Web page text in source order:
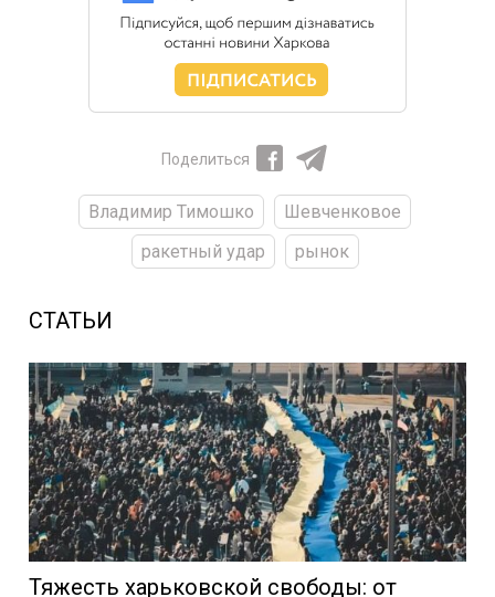
Поделиться
Владимир Тимошко
Шевченковое
ракетный удар
рынок
СТАТЬИ
Тяжесть харьковской свободы: от